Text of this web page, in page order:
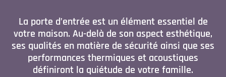
La porte d’entrée est un élément essentiel de
votre maison. Au-delà de son aspect esthétique,
ses qualités en matière de sécurité ainsi que ses
performances thermiques et acoustiques
définiront la quiétude de votre famille.